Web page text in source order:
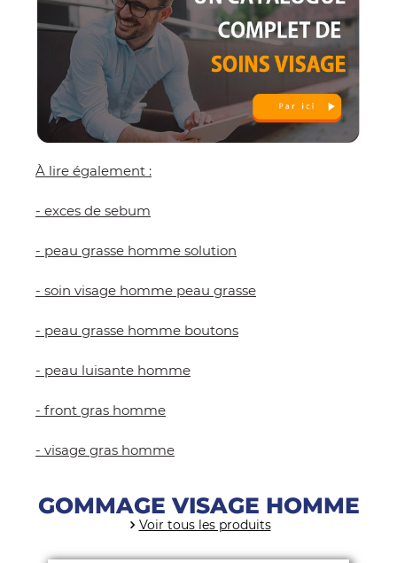
À lire également :
- exces de sebum
- peau grasse homme solution
- soin visage homme peau grasse
- peau grasse homme boutons
- peau luisante homme
- front gras homme
- visage gras homme
GOMMAGE VISAGE HOMME
Voir tous les produits